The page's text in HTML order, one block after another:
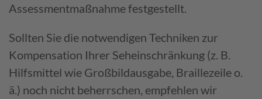
Assessmentmaßnahme festgestellt.
Sollten Sie die notwendigen Techniken zur
Kompensation Ihrer Seheinschränkung (z. B.
Hilfsmittel wie Großbildausgabe, Braillezeile o.
ä.) noch nicht beherrschen, empfehlen wir